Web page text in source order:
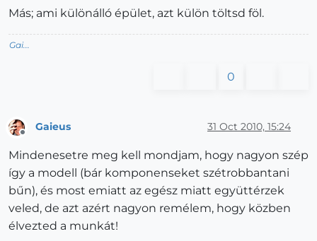
Más; ami különálló épület, azt külön töltsd föl.
Gai...
0
Gaieus 31 Oct 2010, 15:24
Mindenesetre meg kell mondjam, hogy nagyon szép
így a modell (bár komponenseket szétrobbantani
bűn), és most emiatt az egész miatt együttérzek
veled, de azt azért nagyon remélem, hogy közben
élvezted a munkát!